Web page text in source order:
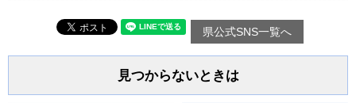
県公式SNS一覧へ
見つからないときは